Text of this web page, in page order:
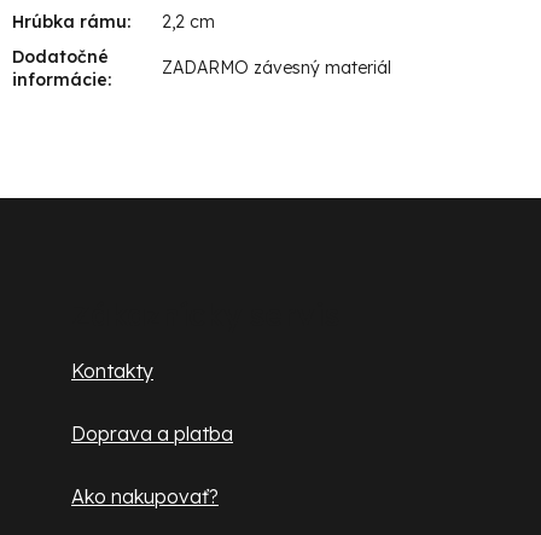
Hrúbka rámu:
2,2 cm
Dodatočné
informácie:
ZADARMO závesný materiál
Kontakty
Doprava a platba
Ako nakupovať?